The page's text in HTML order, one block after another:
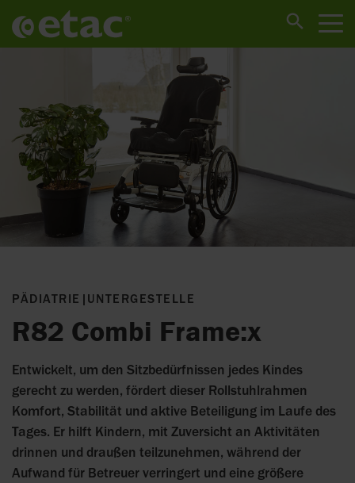
PÄDIATRIE | UNTERGESTELLE
R82 Combi Frame:x
Entwickelt, um den Sitzbedürfnissen jedes Kindes
gerecht zu werden, fördert dieser Rollstuhlrahmen
Komfort, Stabilität und aktive Beteiligung im Laufe des
Tages. Er hilft Kindern, mit Zuversicht an Aktivitäten
drinnen und draußen teilzunehmen, während der
Aufwand für Betreuer verringert und eine größere